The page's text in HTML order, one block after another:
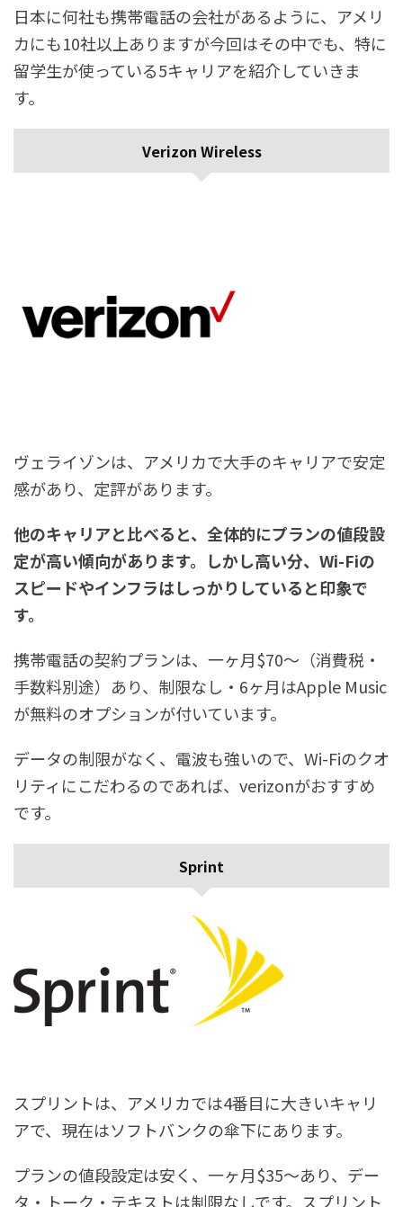
日本に何社も携帯電話の会社があるように、アメリ
カにも10社以上ありますが今回はその中でも、特に
留学生が使っている5キャリアを紹介していきま
す。
Verizon Wireless
ヴェライゾンは、アメリカで大手のキャリアで安定
感があり、定評があります。
他のキャリアと比べると、全体的にプランの値段設
定が高い傾向があります。しかし高い分、Wi-Fiの
スピードやインフラはしっかりしていると印象で
す。
携帯電話の契約プランは、一ヶ月$70〜（消費税・
手数料別途）あり、制限なし・6ヶ月はApple Music
が無料のオプションが付いています。
データの制限がなく、電波も強いので、Wi-Fiのクオ
リティにこだわるのであれば、verizonがおすすめ
です。
Sprint
スプリントは、アメリカでは4番目に大きいキャリ
アで、現在はソフトバンクの傘下にあります。
プランの値段設定は安く、一ヶ月$35〜あり、デー
タ・トーク・テキストは制限なしです。スプリント